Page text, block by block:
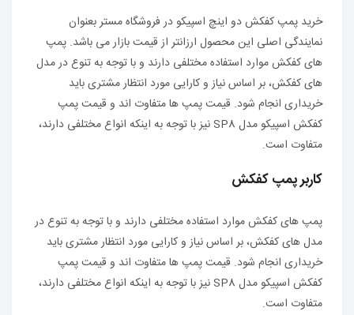
خرید پمپ کفکش دو اینچ اسپیکو در فروشگاه مستر بعنوان
نمایندگی اصلی این محصول ارزانتر از قیمت بازار می باشد. پمپ
های کفکش موارد استفاده مختلفی دارند و با توجه به تنوع در مدل
های کفکش، بر اساس نیاز و کارایی مورد انتظار مشتری باید
خریداری انجام شود. قیمت پمپ ها متفاوت اند و قیمت پمپ
کفکش اسپیکو مدل SP8 نیز با توجه به اینکه انواع مختلفی دارند،
متفاوت است.
کاربر پمپ کفکش
پمپ های کفکش موارد استفاده مختلفی دارند و با توجه به تنوع در
مدل های کفکش، بر اساس نیاز و کارایی مورد انتظار مشتری باید
خریداری انجام شود. قیمت پمپ ها متفاوت اند و قیمت پمپ
کفکش اسپیکو مدل SP8 نیز با توجه به اینکه انواع مختلفی دارند،
متفاوت است.